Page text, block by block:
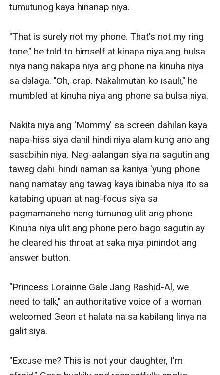
tumutunog kaya hinanap niya.
"That is surely not my phone. That's not my ring
tone," he told to himself at kinapa niya ang bulsa
niya nang nakapa niya ang phone na kinuha niya
sa dalaga. "Oh, crap. Nakalimutan ko isauli," he
mumbled at kinuha niya ang phone sa bulsa niya.
Nakita niya ang 'Mommy' sa screen dahilan kaya
napa-hiss siya dahil hindi niya alam kung ano ang
sasabihin niya. Nag-aalangan siya na sagutin ang
tawag dahil hindi naman sa kaniya 'yung phone
nang namatay ang tawag kaya ibinaba niya ito sa
katabing upuan at nag-focus siya sa
pagmamaneho nang tumunog ulit ang phone.
Kinuha niya ulit ang phone pero bago sagutin ay
he cleared his throat at saka niya pinindot ang
answer button.
"Princess Lorainne Gale Jang Rashid-Al, we
need to talk," an authoritative voice of a woman
welcomed Geon at halata na sa kabilang linya na
galit siya.
"Excuse me? This is not your daughter, I'm